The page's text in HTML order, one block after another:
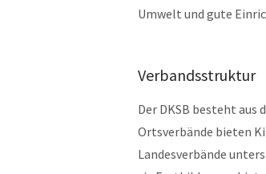
Umwelt und gute
Verbandsstruktur
Der DKSB besteht aus
Ortsverbände bieten
Landesverbände